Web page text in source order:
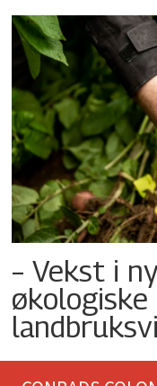
– Vekst i
økologiske